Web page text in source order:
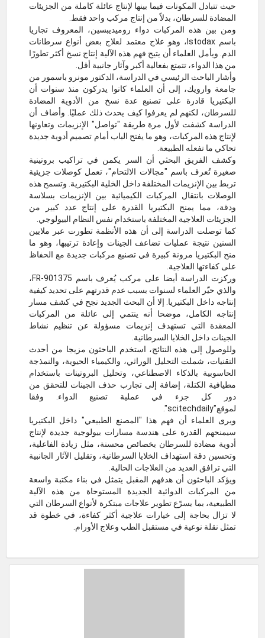
حيث تتبادل المكونات فيما بينها لإنتاج عائلة كاملة من الجزيئات
المضادة للسرطان، بدلاً من إنتاج مركب واحد فقط.
ومن بين هذه المركبات دواء روميديبسين، المعروف تجاريا
باسم Istodax، وهو علاج معتمد لعلاج بعض أنواع سرطانات
الدم. ويأمل العلماء أن يتيح فهم هذه الآلية إنتاج نسخ أكثر تطورًا
من هذا الدواء، تتمتع بفعالية أكبر وآثار جانبية أقل.
وأشار الباحث الرئيسي في الدراسة، الدكتور مونرو باسمور من
جامعة وارويك، إلى أن العلماء كانوا يدركون منذ سنوات أن
البكتيريا قادرة على تصنيع عدة نسخ من الأدوية المضادة
للسرطان، لكنهم لم يعرفوا كيف يحدث ذلك عمليًا. وأضاف أن
الدراسة كشفت لأول مرة طريقة "تواصل" الإنزيمات وتعاونها
لإنتاج هذه المركبات، وهو ما يفتح الباب أمام تصميم أدوية جديدة
تحاكي ما تفعله الطبيعة.
وكشف الفريق البحثي أن السر يكمن في تراكيب بروتينية
صغيرة تُعرف باسم "مجالات الالتحام"، تعمل كوصلات جزيئية
تربط بين الإنزيمات المختلفة داخل الخلية البكتيرية. وتسمح هذه
الوصلات بانتقال المركبات الكيميائية بين الإنزيمات بسلاسة
ودقة، مما يمنح البكتيريا القدرة على إنتاج عدد كبير من
الجزيئات العلاجية المختلفة باستخدام نفس النظام البيولوجي.
كما توصلت الدراسة إلى أن هذه الأنظمة تطورت عبر ملايين
السنين نتيجة عمليات تضاعف الجينات وإعادة ترتيبها، وهو ما
منح البكتيريا مرونة كبيرة في تصنيع مركبات جديدة مع الحفاظ
على كفاءتها العلاجية.
وركزت الدراسة أيضا على مركب يُعرف باسم FR-901375،
والذي حيّر العلماء لسنوات بسبب عدم قدرتهم على تحديد كيفية
إنتاجه داخل البكتيريا. إلا أن البحث الجديد نجح في كشف مسار
إنتاجه الكامل، موضحا أنه ينتمي إلى عائلة من المركبات
المعقدة التي تستهدف إنزيمات مسؤولة عن تنظيم نشاط
الجينات داخل الخلايا السرطانية.
وللوصول إلى هذه النتائج، استخدم الباحثون مزيجا من أحدث
التقنيات، شملت التحليل الوراثي، والكيمياء الحيوية، والنمذجة
الحاسوبية بالذكاء الاصطناعي، وتحليل البروتينات باستخدام
مطيافية الكتلة، إضافة إلى تجارب حذف الجينات للتحقق من
دور كل جزء في عملية تصنيع الدواء. وفقا
لموقع"scitechdaily".
ويرى العلماء أن فهم هذا "المصنع الطبيعي" داخل البكتيريا
سيمنحهم القدرة على هندسة مسارات بيولوجية جديدة لإنتاج
أدوية مضادة للسرطان بخصائص محسنة، مثل زيادة الفاعلية،
وتحسين دقة استهداف الخلايا السرطانية، وتقليل الآثار الجانبية
التي ترافق العديد من العلاجات الحالية.
ويؤكد الباحثون أن هدفهم المقبل يتمثل في بناء مكتبة واسعة
من المركبات الدوائية الجديدة المستوحاة من هذه الآلية
الطبيعية، بما يسرّع تطوير علاجات مبتكرة لأنواع السرطان التي
لا تزال بحاجة إلى خيارات علاجية أكثر كفاءة، في خطوة قد
تمثل نقلة نوعية في مستقبل الطب وعلاج الأورام.